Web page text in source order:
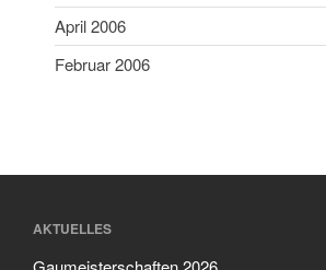
April 2006
Februar 2006
AKTUELLES